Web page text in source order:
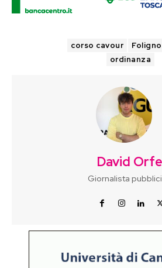
corso cavour Foligno
ordinanza
David
Giornalista